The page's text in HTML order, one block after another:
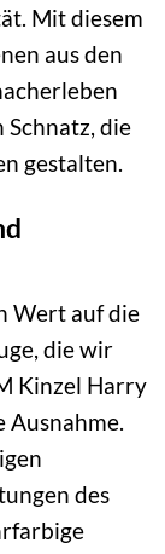
Mit diesem
aus den
Schnatz, die
gestalten.
Wert auf die
die wir
Kinzel Harry
Ausnahme.
des